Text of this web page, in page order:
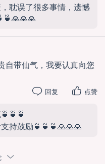
，耽误了很多事情，遗憾
自带仙气，我要认真向您
回复 点赞
支持鼓励🍵🍵🍵🙏🙏🙏